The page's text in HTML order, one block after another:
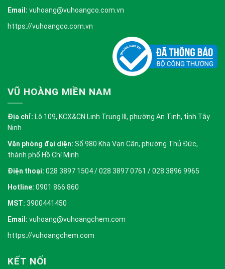
Email: vuhoang@vuhoangco.com.vn
https://vuhoangco.com.vn
VŨ HOÀNG MIỀN NAM
Địa chỉ: Lô 109, KCX&CN Linh Trung III, phường An Tịnh, tỉnh Tây
Ninh
Văn phòng đại diện: Số 980 Kha Vạn Cân, phường Thủ Đức,
thành phố Hồ Chí Minh
Điện thoại: 028 3897 1504 / 028 3897 0761 / 028 3896 9965
Hotline: 0901 866 860
MST: 3900441450
Email: vuhoang@vuhoangchem.com
https://vuhoangchem.com
KẾT NỐI